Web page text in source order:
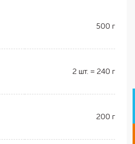
500 г
2 шт. = 240 г
200 г